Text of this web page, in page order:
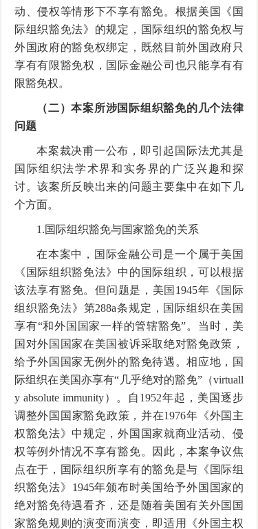
动、侵权等情形下不享有豁免。根据美国《国
际组织豁免法》的规定，国际组织的豁免权与
外国政府的豁免权绑定，既然目前外国政府只
享有有限豁免权，国际金融公司也只能享有有
限豁免权。
（二）本案所涉国际组织豁免的几个法律
问题
本案裁决甫一公布，即引起国际法尤其是
国际组织法学术界和实务界的广泛兴趣和探
讨。该案所反映出来的问题主要集中在如下几
个方面。
1.国际组织豁免与国家豁免的关系
在本案中，国际金融公司是一个属于美国
《国际组织豁免法》中的国际组织，可以根据
该法享有豁免。但问题是，美国1945年《国际
组织豁免法》第288a条规定，国际组织在美国
享有“和外国国家一样的管辖豁免”。当时，美
国对外国国家在美国被诉采取绝对豁免政策，
给予外国国家无例外的豁免待遇。相应地，国
际组织在美国亦享有“几乎绝对的豁免”（virtuall
y absolute immunity）。自1952年起，美国逐步
调整外国国家豁免政策，并在1976年《外国主
权豁免法》中规定，外国国家就商业活动、侵
权等例外情况不享有豁免。因此，本案争议焦
点在于，国际组织所享有的豁免是与《国际组
织豁免法》1945年颁布时美国给予外国国家的
绝对豁免待遇看齐，还是随着美国有关外国国
家豁免规则的演变而演变，即适用《外国主权